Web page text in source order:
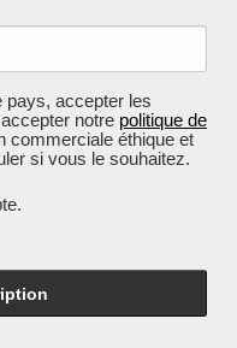
pays, accepter les
notre politique de
commerciale éthique et
si vous le souhaitez.